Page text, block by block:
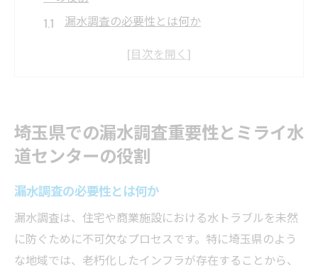
漏水調査の必要性とは何か
地域住民の安心を支えるために
漏水による被害を防ぐための早期発見のポイン
ト
漏水の初期兆候を見逃さない方法
定期的なメンテナンスの重要性
水道メーターの動きで分かる異常
埼玉県での漏水調査重要性とミライ水
道センターの役割
漏水調査の必要性とは何か
漏水調査は、住宅や商業施設における水トラブルを未然
に防ぐために不可欠なプロセスです。特に埼玉県のよう
な地域では、老朽化したインフラが存在することから、